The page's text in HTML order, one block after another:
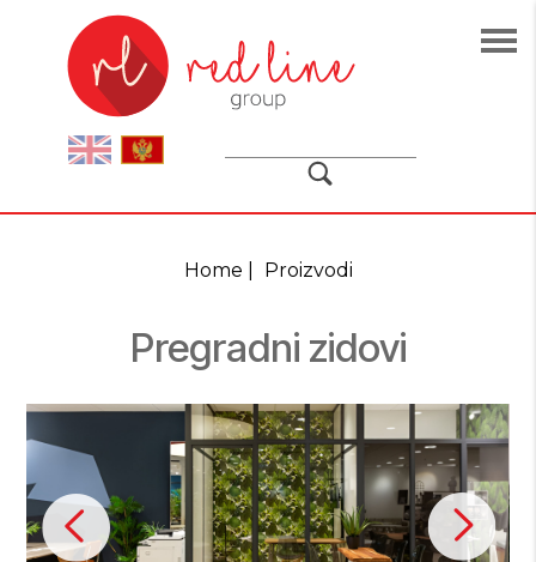
ENG MNE
Home Proizvodi
Pregradni zidovi